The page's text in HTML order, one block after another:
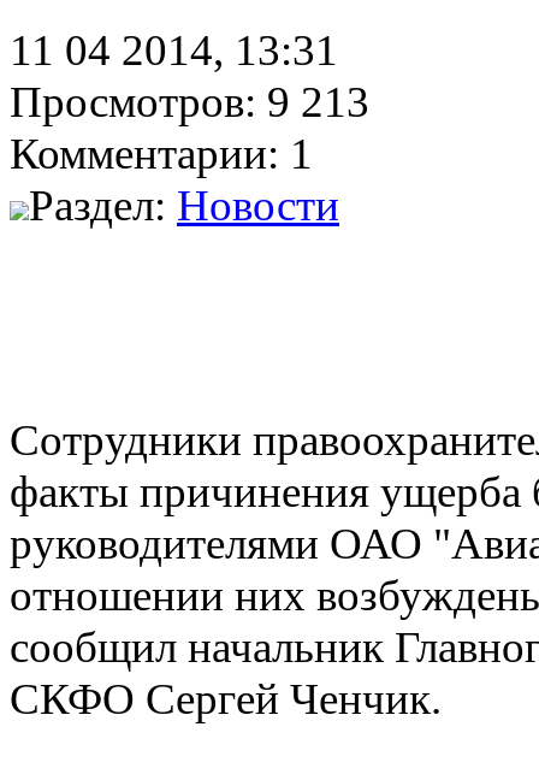
11 04 2014, 13:31
Просмотров: 9 213
Комментарии: 1
Раздел: Новости
Сотрудники
факты причинения
руководителями ОАО
отношении них
сообщил начальник
СКФО Сергей Ченчик.